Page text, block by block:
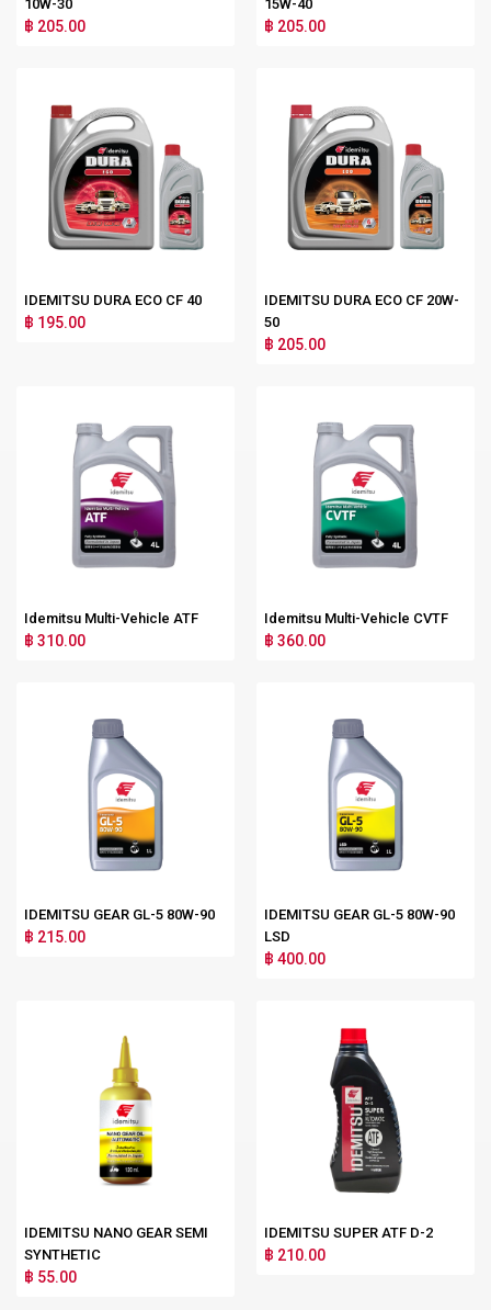
10W-30
฿ 205.00
15W-40
฿ 205.00
IDEMITSU DURA ECO CF 40
฿ 195.00
IDEMITSU DURA ECO CF 20W-
50
฿ 205.00
Idemitsu Multi-Vehicle ATF
฿ 310.00
Idemitsu Multi-Vehicle CVTF
฿ 360.00
IDEMITSU GEAR GL-5 80W-90
฿ 215.00
IDEMITSU GEAR GL-5 80W-90
LSD
฿ 400.00
IDEMITSU NANO GEAR SEMI
SYNTHETIC
฿ 55.00
IDEMITSU SUPER ATF D-2
฿ 210.00